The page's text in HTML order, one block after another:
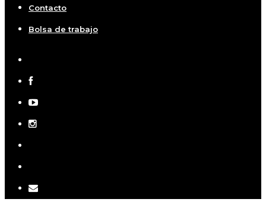
Contacto
Bolsa de trabajo
twitter
facebook
youtube
instagram
email